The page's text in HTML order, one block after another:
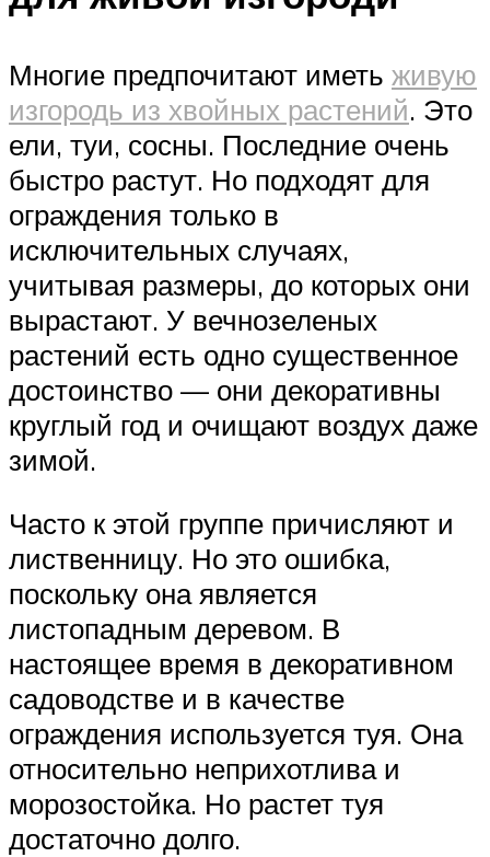
Многие предпочитают иметь живую
изгородь из хвойных растений. Это
ели, туи, сосны. Последние очень
быстро растут. Но подходят для
ограждения только в
исключительных случаях,
учитывая размеры, до которых они
вырастают. У вечнозеленых
растений есть одно существенное
достоинство — они декоративны
круглый год и очищают воздух даже
зимой.
Часто к этой группе причисляют и
лиственницу. Но это ошибка,
поскольку она является
листопадным деревом. В
настоящее время в декоративном
садоводстве и в качестве
ограждения используется туя. Она
относительно неприхотлива и
морозостойка. Но растет туя
достаточно долго.